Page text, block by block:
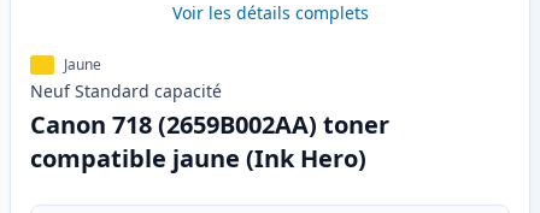
Voir les détails complets
Jaune
Neuf Standard capacité
Canon 718 (2659B002AA) toner
compatible jaune (Ink Hero)